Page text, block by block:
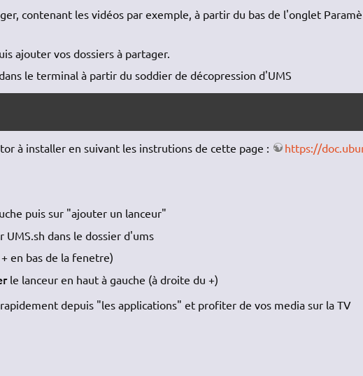
contenant les vidéos par exemple, à partir du bas de l'onglet
ajouter vos dossiers à partager.
le terminal à partir du soddier de décopression d'UMS
à installer en suivant les instrutions de cette page :
https://
puis sur "ajouter un lanceur"
UMS.sh dans le dossier d'ums
en bas de la fenetre)
le lanceur en haut à gauche (à droite du +)
depuis "les applications" et profiter de vos media sur la TV